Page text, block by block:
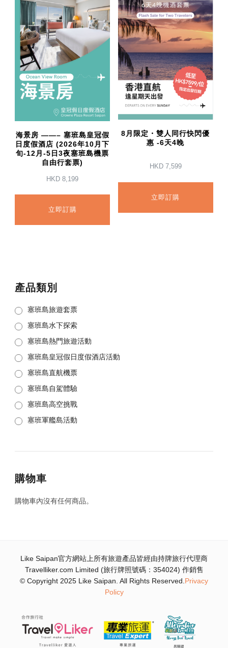
海景房 ——– 塞班島皇冠假
日度假酒店 (2026年10月下
旬-12月-5日3夜塞班島機票
自由行套票)
HKD 8,199
立即訂購
8月限定・雙人同行快閃優
惠 -6天4晚
HKD7,599
立即訂購
產品類別
塞班島旅遊套票
塞班島水下探索
塞班島熱門旅遊活動
塞班島皇冠假日度假酒店活動
塞班島直航機票
塞班島自駕體驗
塞班島高空挑戰
塞班軍艦島活動
購物車
購物車內沒有任何商品。
Like Saipan官方網站上所有旅遊產品皆經由持牌旅行代理商
Travelliker.com Limited (旅行牌照號碼：354024) 作銷售
© Copyright 2025 Like Saipan. All Rights Reserved. Privacy
Policy